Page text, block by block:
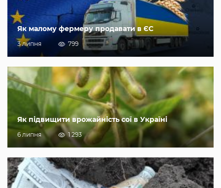
Як малому фермеру продавати в ЄС
3 липня 799
Як підвищити врожайність сої в Україні
6 липня 1 293